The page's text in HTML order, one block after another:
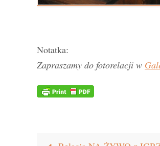
Notatka:
Zapraszamy do fotorelacji w